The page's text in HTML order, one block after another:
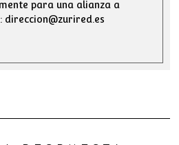
para una alianza a
direccion@zurired.es